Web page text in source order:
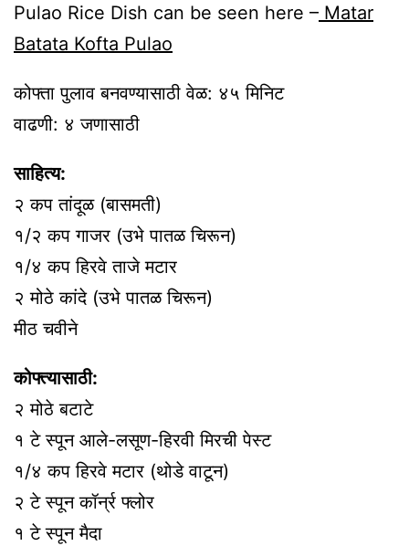
Pulao Rice Dish can be seen here – Matar
Batata Kofta Pulao
कोफ्ता पुलाव बनवण्यासाठी वेळ: ४५ मिनिट
वाढणी: ४ जणासाठी
साहित्य:
२ कप तांदूळ (बासमती)
१/२ कप गाजर (उभे पातळ चिरून)
१/४ कप हिरवे ताजे मटार
२ मोठे कांदे (उभे पातळ चिरून)
मीठ चवीने
कोफ्त्यासाठी:
२ मोठे बटाटे
१ टे स्पून आले-लसूण-हिरवी मिरची पेस्ट
१/४ कप हिरवे मटार (थोडे वाटून)
२ टे स्पून कॉर्न्र फ्लोर
१ टे स्पून मैदा